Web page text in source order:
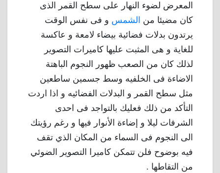
المعرض لضوء النهار على سطح القمر الذى
كان مضيئا من الشمس و فى نفس الوقت
يرتدون بدلات فضائية بيضاء لامعة و عاكسة
للغاية و هى المثبت عليها كاميرات التصوير
لذلك كان من الصعب ظهور النجوم الباهتة
الاضاءة فى الخلفيه وسط جسمين ساطعين
مثل سطح القمر و البدلات الفضائيه و اذا اردت
التأكد من ذلك فعليك بالتواجد فى احدى
الشرفات ليلا و إضاءة الأنوار فيها و رغم رؤيتك
الى النجوم فى السماء من المكان الذي تقف
فيه بوضوح فلن تتمكن كاميرا التصوير الضوئي
من التقاطها .